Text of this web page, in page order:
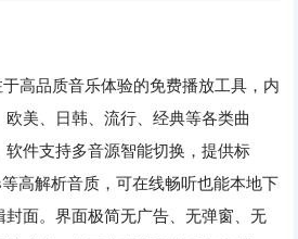
高品质音乐体验的免费播放工具，内
美、日韩、流行、经典等各类曲
件支持多音源智能切换，提供标
高解析音质，可在线畅听也能本地下
面。界面极简无广告、无弹窗、无